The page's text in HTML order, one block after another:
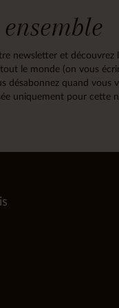
newsletter et découvrez
le monde (on vous
désabonnez quand vous
uniquement pour cette